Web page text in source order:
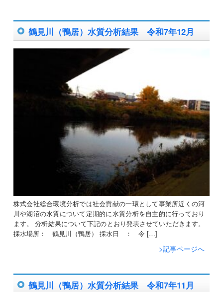
鶴見川（鴨居）水質分析結果 令和7年12月
株式会社総合環境分析では社会貢献の一環として事業所近くの河
川や湖沼の水質について定期的に水質分析を自主的に行っており
ます。 分析結果について下記のとおり発表させていただきます。
採水場所： 鶴見川（鴨居） 採水日 ： 令 […]
>記事ページへ
鶴見川（鴨居）水質分析結果 令和7年11月